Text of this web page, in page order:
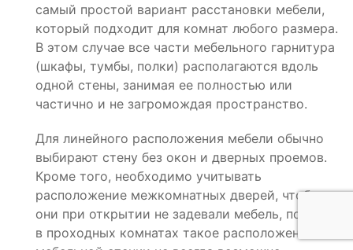
самый простой вариант расстановки мебели,
который подходит для комнат любого размера.
В этом случае все части мебельного гарнитура
(шкафы, тумбы, полки) располагаются вдоль
одной стены, занимая ее полностью или
частично и не загромождая пространство.
Для линейного расположения мебели обычно
выбирают стену без окон и дверных проемов.
Кроме того, необходимо учитывать
расположение межкомнатных дверей, чтобы
они при открытии не задевали мебель, поэтому
в проходных комнатах такое расположение